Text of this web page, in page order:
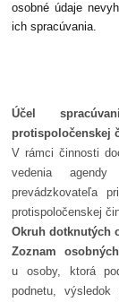
osobné údaje
ich spracúvania.
Účel
protispoločenskej
V rámci činnosti
vedenia
prevádzkovateľa
protispoločenskej
Okruh dotknutých
Zoznam
u osoby, ktorá
podnetu, výsledok